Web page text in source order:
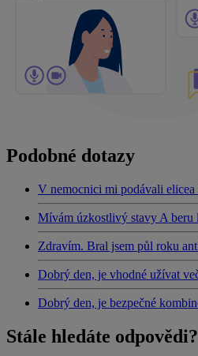
Podobné dotazy
V nemocnici mi podávali
Mívám úzkostlivý stavy A beru
Zdravím. Bral jsem půl roku
Dobrý den, je vhodné užívat
Dobrý den, je bezpečné
Stále hledáte